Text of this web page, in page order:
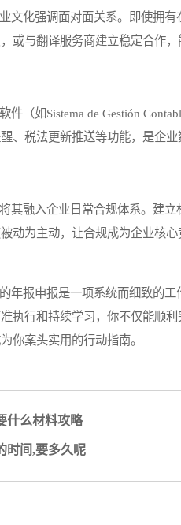
化强调面对面关系。即使拥有
或与翻译服务商建立稳定合作，
（如Sistema de Gestión
、税法更新推送等功能，是企业
融入企业日常合规体系。建立
动为主动，让合规成为企业核
报申报是一项系统而细致的工
执行和持续学习，你不仅能顺
你案头实用的行动指南。
什么材料攻略
时间,要多久呢